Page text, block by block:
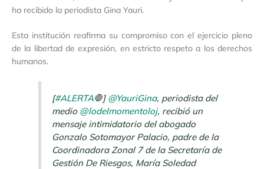
ha recibido la periodista Gina Yauri.
Esta institución reafirma su compromiso con el ejercicio pleno
de la libertad de expresión, en estricto respeto a los derechos
humanos.
[#ALERTA🛑] @YauriGina, periodista del
medio @lodelmomentoloj, recibió un
mensaje intimidatorio del abogado
Gonzalo Sotomayor Palacio, padre de la
Coordinadora Zonal 7 de la Secretaría de
Gestión De Riesgos, María Soledad